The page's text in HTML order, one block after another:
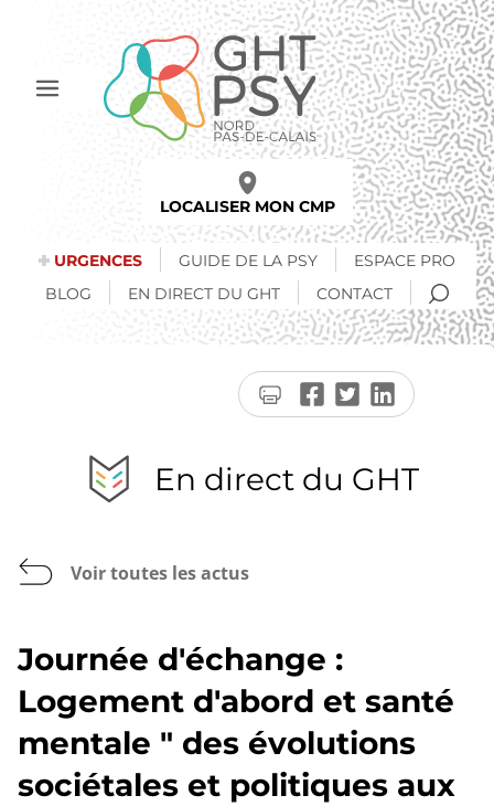
principal
Afficher
LOCALISER MON CMP
URGENCES GUIDE DE LA PSY
ESPACE PRO
BLOG
EN DIRECT DU GHT CONTACT
En direct du GHT
Voir toutes les actus
Journée d'échange :
Logement d'abord et santé
mentale " des évolutions
sociétales et politiques aux
Imprimer
la
Partager
sur
Partager
sur
Partager
sur